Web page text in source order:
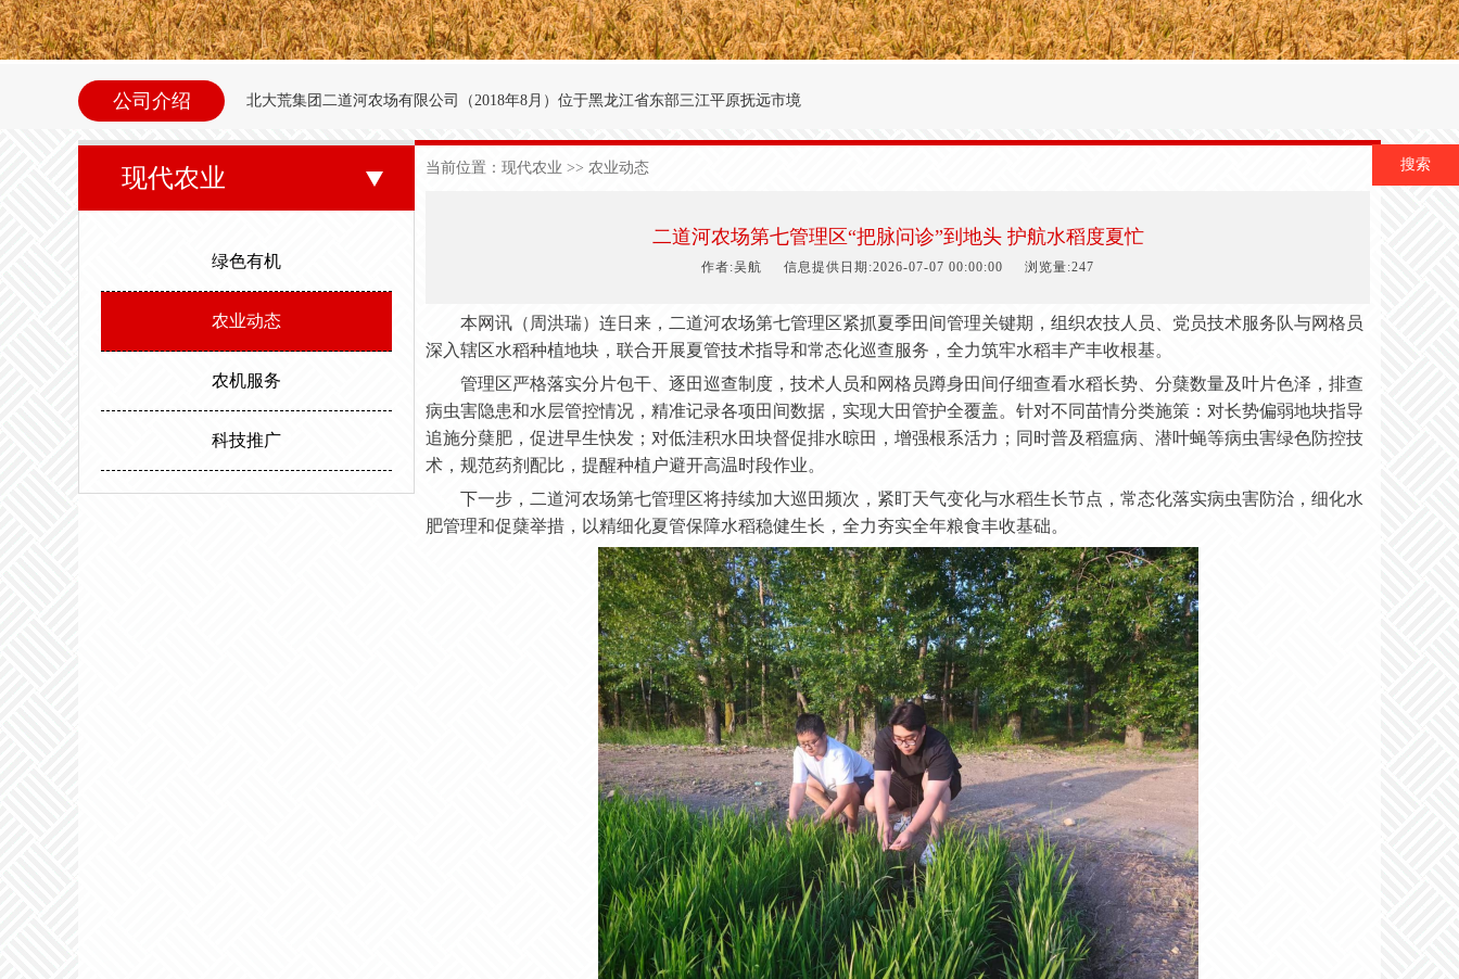
公司介绍 北大荒集团二道河农场有限公司（ 2018年8月 ） 位于黑龙江省东部三江平原抚远市境
内别拉洪河下游西岸。地理坐标为北纬47°35′～47°50′，东经134°00′～134°25′之间。
东以别拉洪河、南以二道河与八五九农场为界；西与前锋农场接壤；北与前哨农场毗
邻。场内地势平坦，西北高东南低。属于中温湿润性季风气候，极端日最低气温-40.3
度，最高气温35.6度。年平均无霜期1 度，年降雨量590毫米。
现代农业
绿色有机
农业动态
农机服务
科技推广
当前位置： 现代农业 >> 农业动态
二道河农场第七管理区“把脉问诊”到地头 护航水稻度夏忙
作者:吴航 信息提供日期:2026-07-07 00:00:00 浏览量:247
本网讯（周洪瑞）连日来，二道河农场第七管理区紧抓夏季田间管理关键期，组织农技人员、党员技术服务队与网格员
深入辖区水稻种植地块，联合开展夏管技术指导和常态化巡查服务，全力筑牢水稻丰产丰收根基。
管理区严格落实分片包干、逐田巡查制度，技术人员和网格员蹲身田间仔细查看水稻长势、分蘖数量及叶片色泽，排查
病虫害隐患和水层管控情况，精准记录各项田间数据，实现大田管护全覆盖。针对不同苗情分类施策：对长势偏弱地块指导
追施分蘖肥，促进早生快发；对低洼积水田块督促排水晾田，增强根系活力；同时普及稻瘟病、潜叶蝇等病虫害绿色防控技
术，规范药剂配比，提醒种植户避开高温时段作业。
下一步，二道河农场第七管理区将持续加大巡田频次，紧盯天气变化与水稻生长节点，常态化落实病虫害防治，细化水
肥管理和促蘖举措，以精细化夏管保障水稻稳健生长，全力夯实全年粮食丰收基础。
搜索